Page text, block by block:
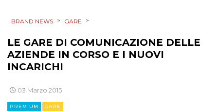
CSR
BRAND NEWS > GARE >
LE GARE DI COMUNICAZIONE DELLE
AZIENDE IN CORSO E I NUOVI
INCARICHI
03 Marzo 2015
PREMIUM GARE